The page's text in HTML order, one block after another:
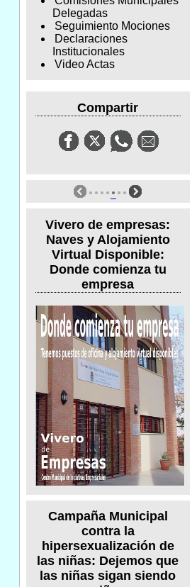
Delegadas
Seguimiento Mociones
Declaraciones
Institucionales
Video Actas
Compartir
Vivero de empresas:
Naves y Alojamiento
Virtual Disponible:
Donde comienza tu
empresa
Campaña Municipal
contra la
hipersexualización de
las niñas: Dejemos que
las niñas sigan siendo